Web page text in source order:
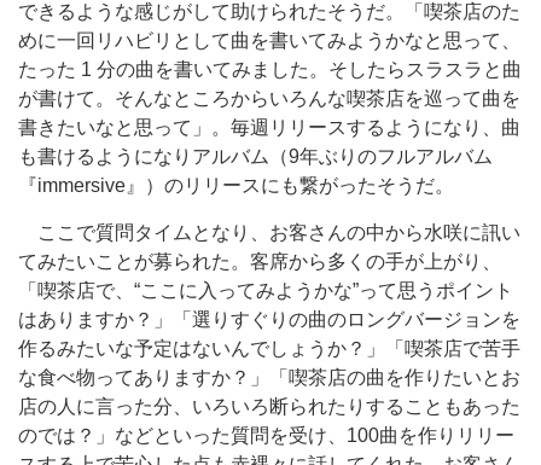
できるような感じがして助けられたそうだ。「喫茶店のた
めに一回リハビリとして曲を書いてみようかなと思って、
たった 1 分の曲を書いてみました。そしたらスラスラと曲
が書けて。そんなところからいろんな喫茶店を巡って曲を
書きたいなと思って」。毎週リリースするようになり、曲
も書けるようになりアルバム（9年ぶりのフルアルバム
『immersive』）のリリースにも繋がったそうだ。
ここで質問タイムとなり、お客さんの中から水咲に訊い
てみたいことが募られた。客席から多くの手が上がり、
「喫茶店で、“ここに入ってみようかな”って思うポイント
はありますか？」「選りすぐりの曲のロングバージョンを
作るみたいな予定はないんでしょうか？」「喫茶店で苦手
な食べ物ってありますか？」「喫茶店の曲を作りたいとお
店の人に言った分、いろいろ断られたりすることもあった
のでは？」などといった質問を受け、100曲を作りリリー